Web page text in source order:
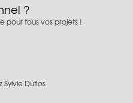
?
pour tous vos projets !
Sylvie Duflos